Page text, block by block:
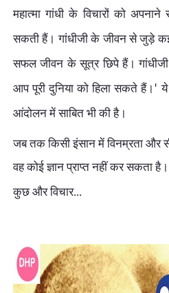
महात्मा गांधी के विचारों को
सकती हैं। गांधीजी के जीवन से जुड़े
सफल जीवन के सूत्र छिपे हैं।
आप पूरी दुनिया को हिला सकते हैं। 'ये
आंदोलन में साबित भी की है।
जब तक किसी इंसान में विनम्रता और
वह कोई ज्ञान प्राप्त नहीं कर सकता
कुछ और विचार...